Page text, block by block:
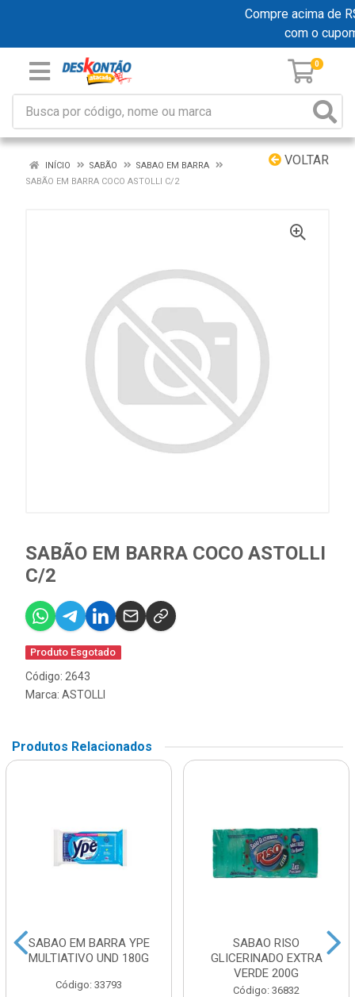
Compre acima de
com o
0
VOLTAR
INÍCIO SABÃO
SABAO EM BARRA
SABÃO EM BARRA COCO ASTOLLI C/2
SABÃO EM BARRA COCO ASTOLLI
C/2
Produto Esgotado
Código: 2643
Marca: ASTOLLI
Produtos Relacionados
SABAO EM BARRA YPE
MULTIATIVO UND 180G
Código: 33793
SABAO RISO
GLICERINADO EXTRA
VERDE 200G
Código: 36832